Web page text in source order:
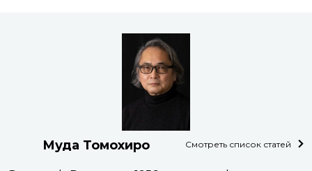
Муда Томохиро Смотреть список статей